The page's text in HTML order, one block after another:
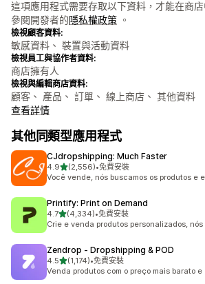
這項應用程式需要存取以下資料，才能在商
參閱開發者的隱私權政策 。
檢視顧客資料:
敏感資料、 裝置與活動資料
檢視員工與協作者資料:
商店擁有人
檢視與編輯商店資料:
顧客、 產品、 訂單、 線上商店、 其他資料
查看詳情
其他同類型應用程式
CJdropshipping: Much Faster
4.9滿分 5 顆星
(2,556)
共有 2556 則評價
•免費安裝
Você vende, nós buscamos os produtos e
Printify: Print on Demand
4.7滿分 5 顆星
(4,334)
共有 4334 則評價
•免費安裝
Crie e venda produtos personalizados,
Zendrop ‑ Dropshipping & POD
4.5滿分 5 顆星
(1,174)
共有 1174 則評價
•免費安裝
Venda produtos com o preço mais barato